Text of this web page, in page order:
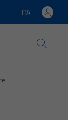
Lingua attiva:
ITA